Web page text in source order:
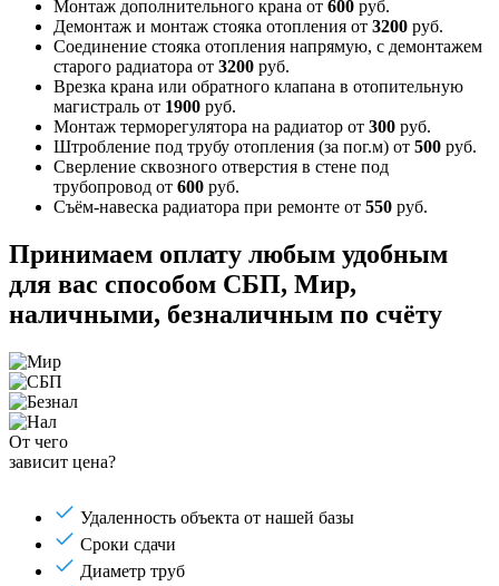
Монтаж дополнительного крана от 600 руб.
Демонтаж и монтаж стояка отопления от 3200 руб.
Соединение стояка отопления напрямую, с демонтажем
старого радиатора от 3200 руб.
Врезка крана или обратного клапана в отопительную
магистраль от 1900 руб.
Монтаж терморегулятора на радиатор от 300 руб.
Штробление под трубу отопления (за пог.м) от 500 руб.
Сверление сквозного отверстия в стене под
трубопровод от 600 руб.
Съём-навеска радиатора при ремонте от 550 руб.
Принимаем оплату любым удобным
для вас способом СБП, Мир,
наличными, безналичным по счёту
От чего
зависит цена?
Удаленность объекта от нашей базы
Сроки сдачи
Диаметр труб